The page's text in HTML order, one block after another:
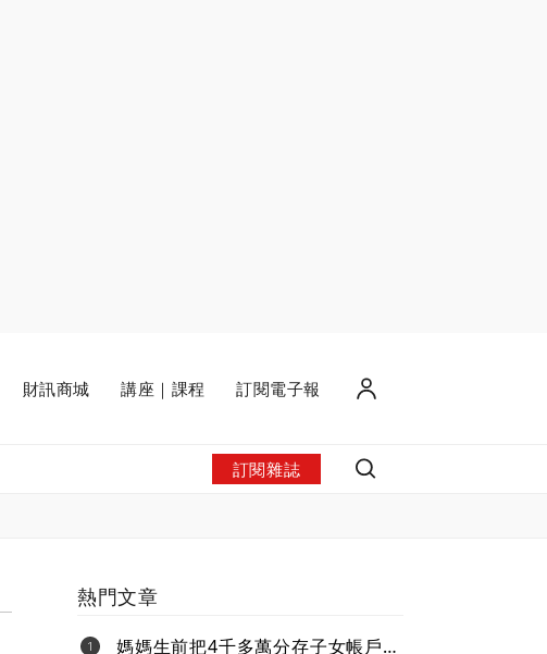
財訊商城 講座｜課程 訂閱電子報
訂閱雜誌
熱門文章
媽媽生前把4千多萬分存子女帳戶